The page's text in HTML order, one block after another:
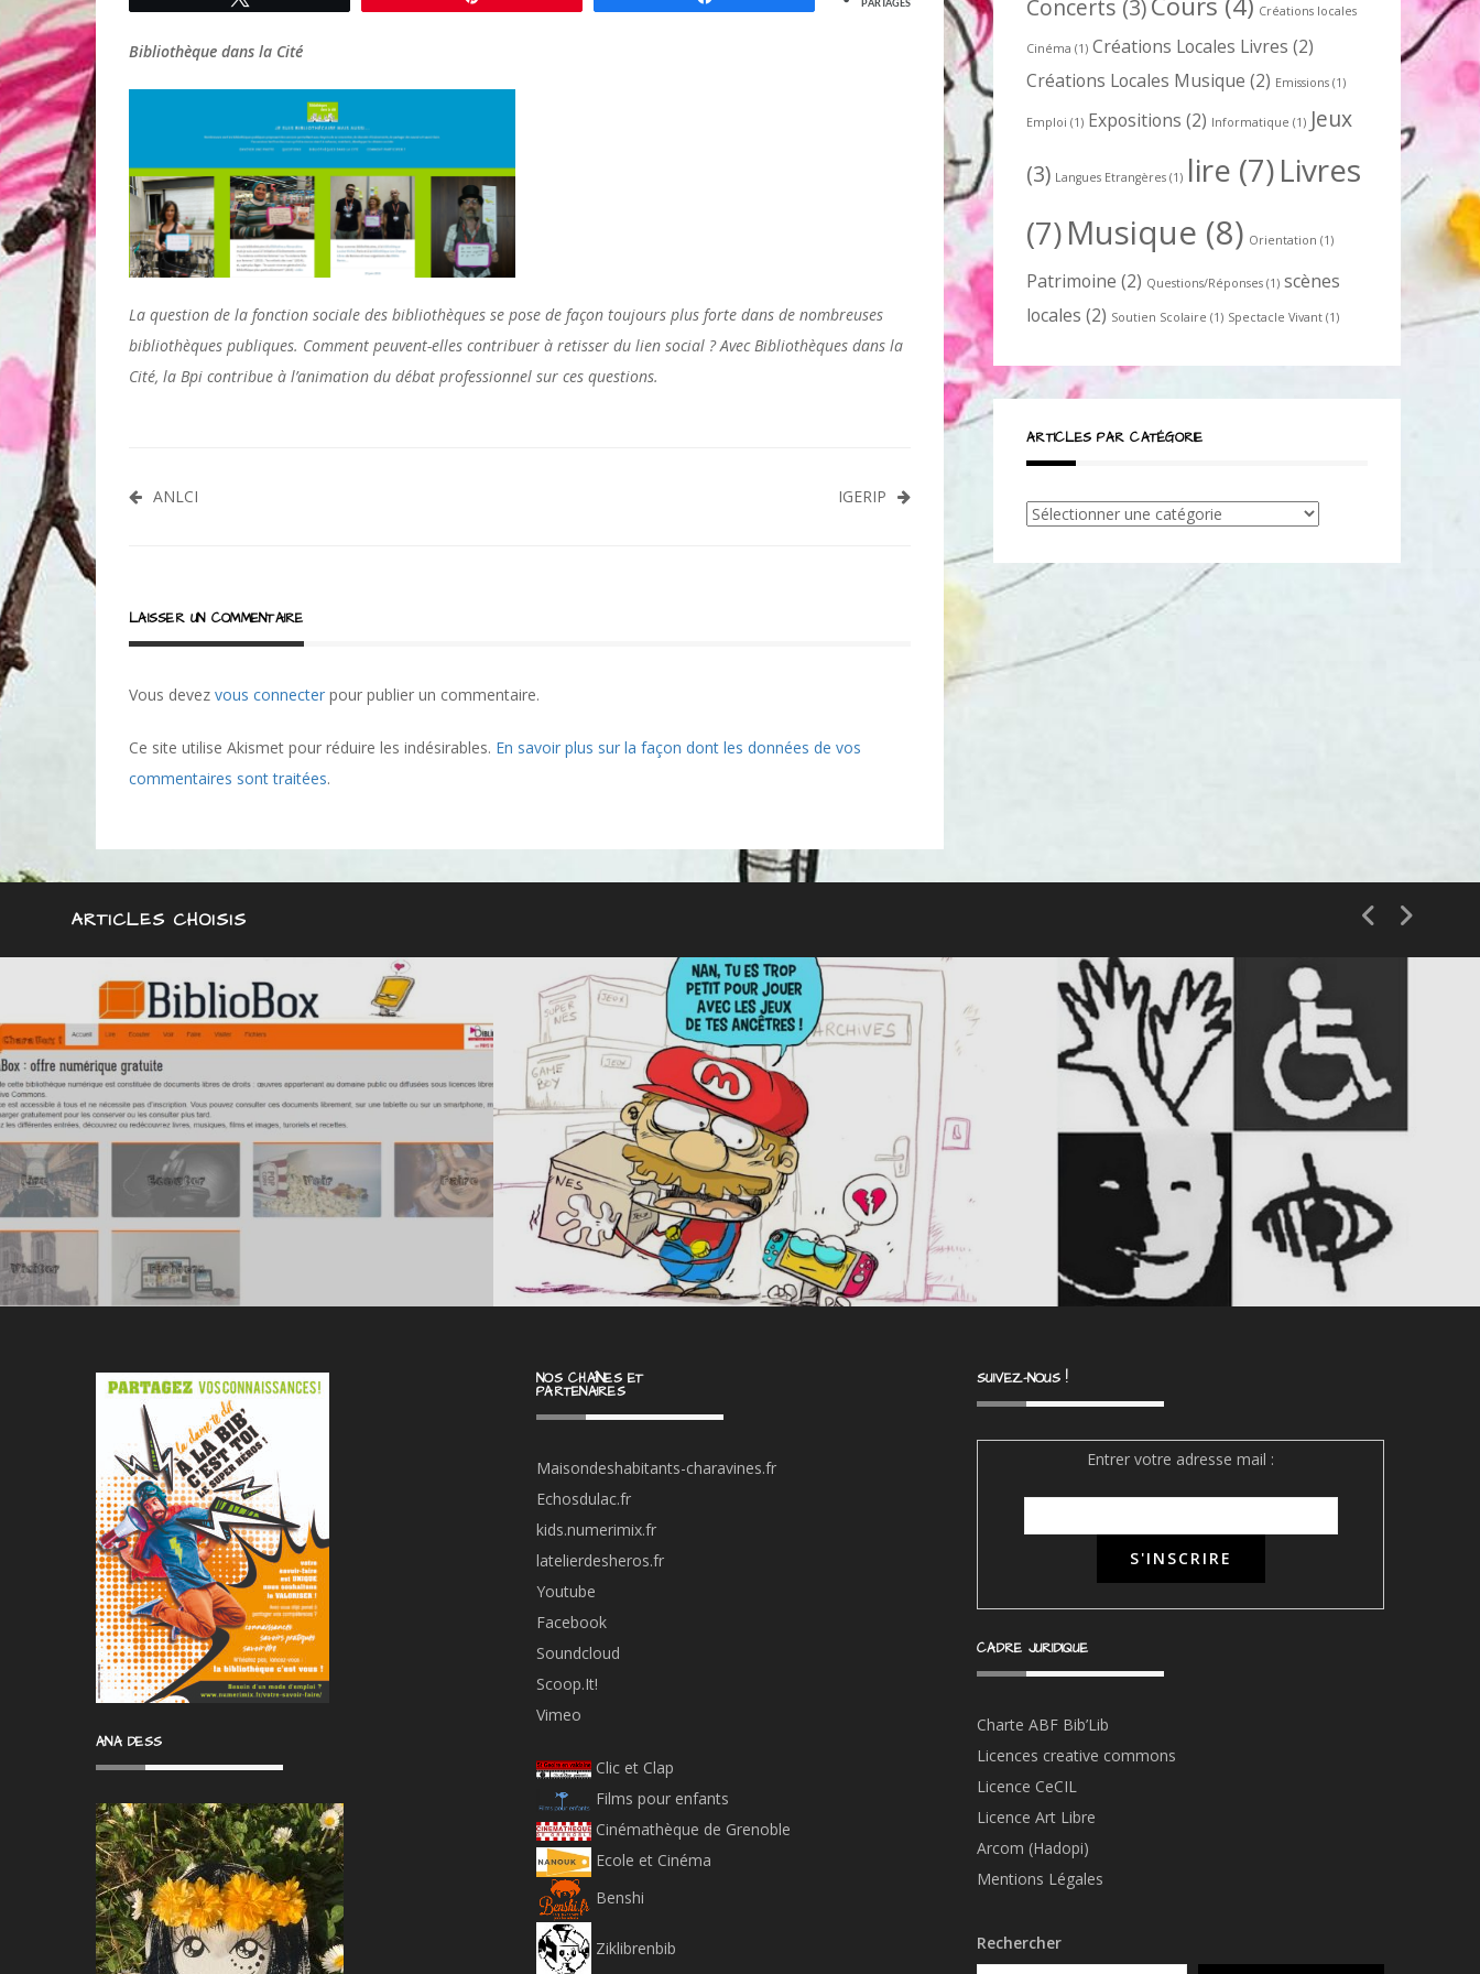
PARTAGES
Bibliothèque dans la Cité
La question de la fonction sociale des bibliothèques se pose de façon toujours plus forte dans de nombreuses
bibliothèques publiques. Comment peuvent-elles contribuer à retisser du lien social ? Avec Bibliothèques dans la
Cité, la Bpi contribue à l’animation du débat professionnel sur ces questions.
Navigation
ANLCI IGERIP
LAISSER UN COMMENTAIRE
Vous devez vous connecter pour publier un commentaire.
Ce site utilise Akismet pour réduire les indésirables. En savoir plus sur la façon dont les données de vos
commentaires sont traitées.
Concerts (3) Créations locales
Cinéma (1) Créations Locales Livres (2)
Créations Locales Musique (2) Emissions (1)
Emploi (1) Expositions (2) Informatique (1) Jeux
(3) Langues Etrangères (1) lire (7)Livres
(7)Musique (8) Orientation (1)
Patrimoine (2) Questions/Réponses (1) scènes
locales (2) Soutien Scolaire (1) Spectacle Vivant (1)
ARTICLES PAR CATÉGORIE
Articles
catégorie
ARTICLES CHOISIS
ANA DESS
NOS CHAÎNES ET
PARTENAIRES
Maisondeshabitants-charavines.fr
Echosdulac.fr
kids.numerimix.fr
latelierdesheros.fr
Youtube
Facebook
Soundcloud
Scoop.It!
Vimeo
Clic et Clap
Films pour enfants
Cinémathèque de Grenoble
Ecole et Cinéma
Benshi
Ziklibrenbib
SUIVEZ-NOUS !
Entrer votre adresse mail :
CADRE JURIDIQUE
Charte ABF Bib’Lib
Licences creative commons
Licence CeCIL
Licence Art Libre
Arcom (Hadopi)
Mentions Légales
Rechercher